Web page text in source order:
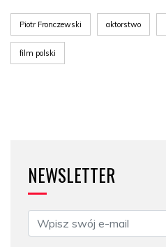
Piotr Fronczewski aktorstwo
film polski
NEWSLETTER